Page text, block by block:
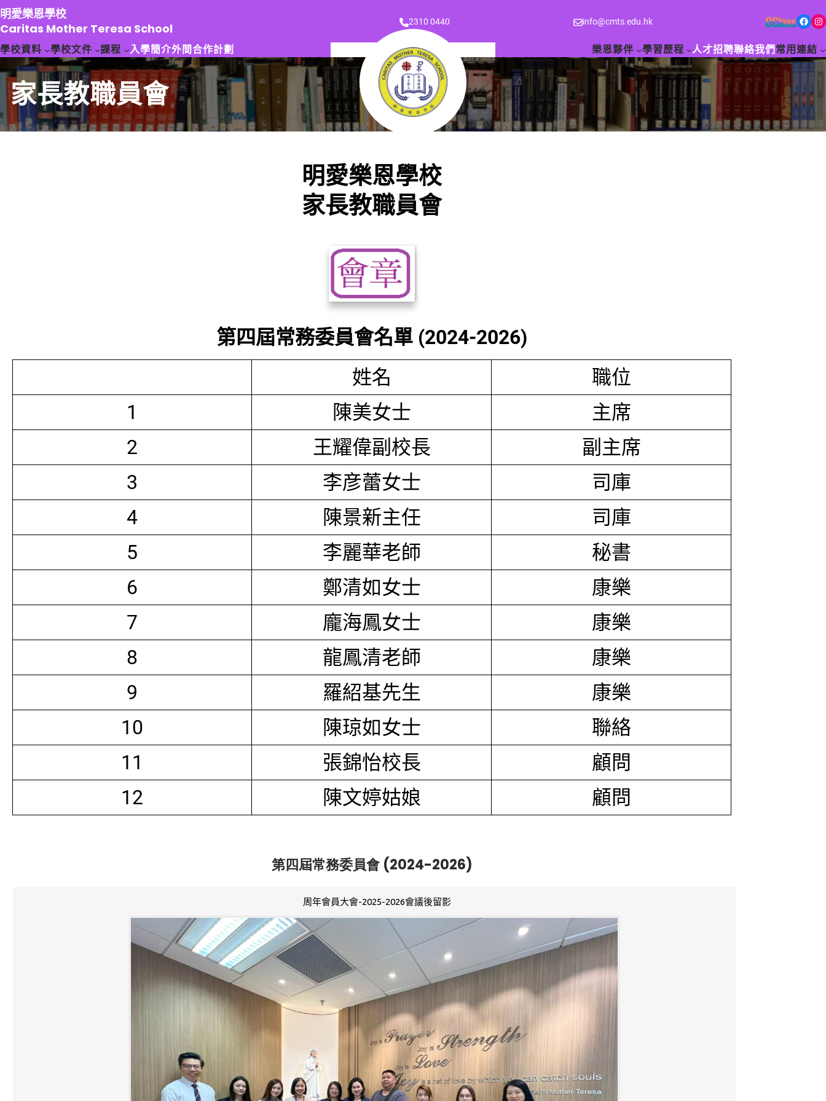
跳
至
主
要
容
明愛樂恩學校
Caritas Mother Teresa School
2310 0440 info@cmts.edu.hk Facebook Instagram
學校資料 學校文件 課程 入學簡介外間合作計劃 樂恩夥伴 學習歷程 人才招聘聯絡我們 常用連結
家長教職員會
明愛樂恩學校
家長教職員會
第四屆常務委員會名單 (2024-2026)
姓名
職位
1
陳美女士
主席
2
王耀偉副校長
副主席
3
李彦蕾女士
司庫
4
陳景新主任
司庫
5
李麗華老師
秘書
6
鄭清如女士
康樂
7
龐海鳳女士
康樂
8
龍鳳清老師
康樂
9
羅紹基先生
康樂
10
陳琼如女士
聯絡
11
張錦怡校長
顧問
12
陳文婷姑娘 顧問
第四屆常務委員會 (2024-2026)
周年會員大會-2025-2026會議後留影